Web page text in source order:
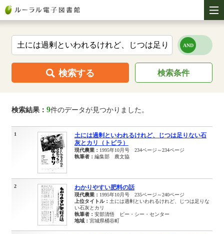
検索する 検索条件
検索結果： 9件のデータが見つかりました。
1
土には過剰といわれるけれど、じつは足りない石
灰とカリ（トビラ）
現代農業： 1995年10月号 234ページ～234ページ
執筆者： 編集部 農文協
2 わかりやすい肥料の話
現代農業： 1995年10月号 235ページ～240ページ
上位タイトル： 土には過剰といわれるけれど、じつは足りな
い石灰とカリ
執筆者： 安部清悟 ピー・シー・センター
地域： 宮城県桶谷町